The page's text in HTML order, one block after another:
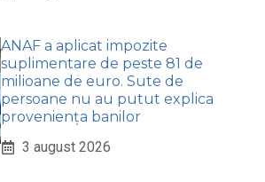
ANAF a aplicat impozite
suplimentare de peste 81 de
milioane de euro. Sute de
persoane nu au putut explica
proveniența banilor
3 august 2026